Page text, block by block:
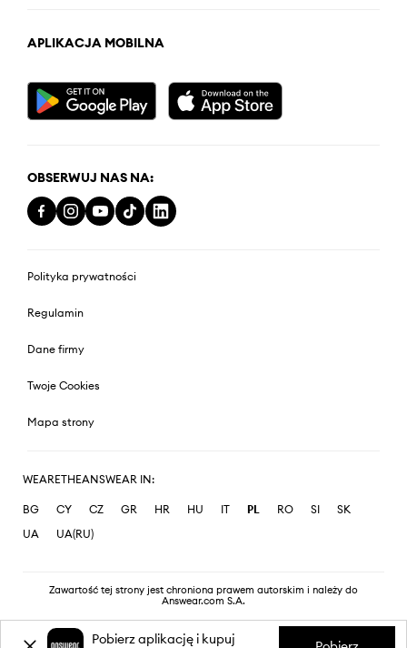
APLIKACJA MOBILNA
OBSERWUJ NAS NA:
Polityka prywatności
Regulamin
Dane firmy
Twoje Cookies
Mapa strony
WEARETHEANSWEAR IN:
BG CY CZ GR HR HU IT PL RO SI
SK
UA
UA(RU)
Zawartość tej strony jest chroniona prawem autorskim i należy do
Answear.com S.A.
Pobierz aplikację i kupuj